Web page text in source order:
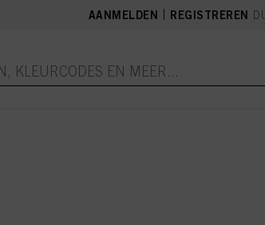
AANMELDEN REGISTREREN